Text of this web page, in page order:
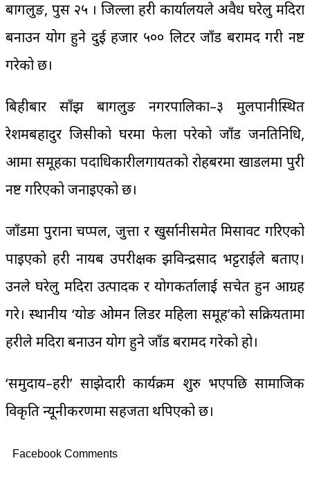
बागलुङ, पुस २५ । जिल्ला प्रहरी कार्यालयले अवैध घरेलु मदिरा
बनाउन प्रयोग हुने दुई हजार ५०० लिटर जाँड बरामद गरी नष्ट
गरेको छ।
बिहीबार साँझ बागलुङ नगरपालिका–३ मुलपानीस्थित
रेशमबहादुर जिसीको घरमा फेला परेको जाँड जनप्रतिनिधि,
आमा समूहका पदाधिकारीलगायतको रोहबरमा खाडलमा पुरी
नष्ट गरिएको जनाइएको छ।
जाँडमा पुराना चप्पल, जुत्ता र खुर्सानीसमेत मिसावट गरिएको
पाइएको प्रहरी नायब उपरीक्षक झविन्द्रप्रसाद भट्टराईले बताए।
उनले घरेलु मदिरा उत्पादक र प्रयोगकर्तालाई सचेत हुन आग्रह
गरे। स्थानीय ‘योङ ओमन लिडर महिला समूह’को सक्रियतामा
प्रहरीले मदिरा बनाउन प्रयोग हुने जाँड बरामद गरेको हो।
‘समुदाय–प्रहरी’ साझेदारी कार्यक्रम शुरु भएपछि सामाजिक
विकृति न्यूनीकरणमा सहजता थपिएको छ।
Facebook Comments